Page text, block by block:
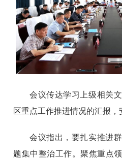
会议传达学习上级相关
区重点工作推进情况的汇报，
会议指出，要扎实推进
题集中整治工作。聚焦重点